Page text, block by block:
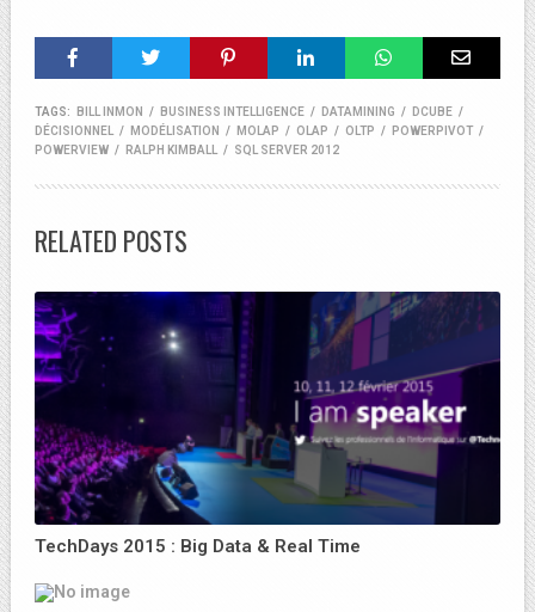
TAGS: BILL INMON / BUSINESS INTELLIGENCE / DATAMINING / DCUBE /
DÉCISIONNEL
/ MODÉLISATION / MOLAP / OLAP / OLTP / POWERPIVOT /
POWERVIEW / RALPH KIMBALL / SQL SERVER 2012
RELATED POSTS
TechDays 2015 : Big Data & Real Time